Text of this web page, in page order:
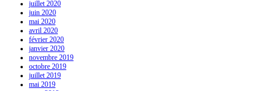
juillet 2020
juin 2020
mai 2020
avril 2020
février 2020
janvier 2020
novembre 2019
octobre 2019
juillet 2019
mai 2019